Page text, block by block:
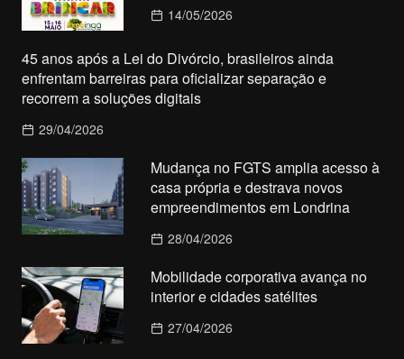
14/05/2026
45 anos após a Lei do Divórcio, brasileiros ainda
enfrentam barreiras para oficializar separação e
recorrem a soluções digitais
29/04/2026
Mudança no FGTS amplia acesso à
casa própria e destrava novos
empreendimentos em Londrina
28/04/2026
Mobilidade corporativa avança no
interior e cidades satélites
27/04/2026